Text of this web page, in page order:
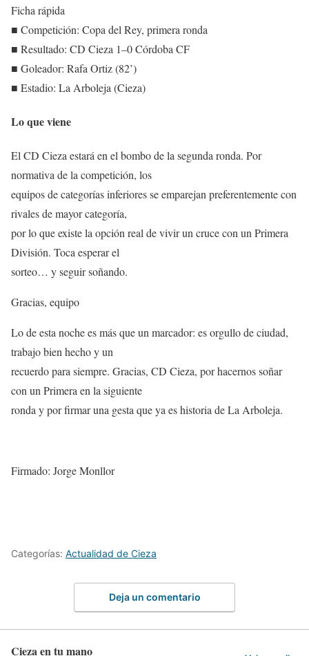
Ficha rápida
■ Competición: Copa del Rey, primera ronda
■ Resultado: CD Cieza 1–0 Córdoba CF
■ Goleador: Rafa Ortiz (82’)
■ Estadio: La Arboleja (Cieza)
Lo que viene
El CD Cieza estará en el bombo de la segunda ronda. Por
normativa de la competición, los
equipos de categorías inferiores se emparejan preferentemente con
rivales de mayor categoría,
por lo que existe la opción real de vivir un cruce con un Primera
División. Toca esperar el
sorteo… y seguir soñando.
Gracias, equipo
Lo de esta noche es más que un marcador: es orgullo de ciudad,
trabajo bien hecho y un
recuerdo para siempre. Gracias, CD Cieza, por hacernos soñar
con un Primera en la siguiente
ronda y por firmar una gesta que ya es historia de La Arboleja.
Firmado: Jorge Monllor
Categorías: Actualidad de Cieza
Deja un comentario
Cieza en tu mano